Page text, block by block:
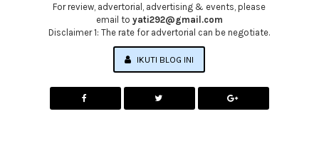
For review, advertorial, advertising & events, please
email to yati292@gmail.com
Disclaimer 1: The rate for advertorial can be negotiate.
IKUTI BLOG INI